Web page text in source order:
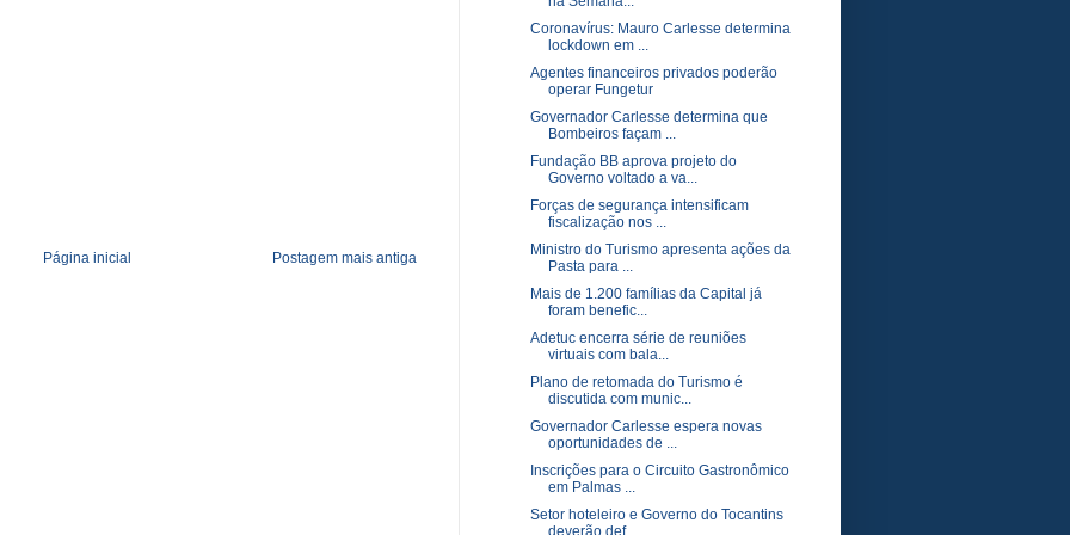
Postagem mais antiga
Página inicial
Coronavírus: Mauro Carlesse determina
lockdown em ...
Agentes financeiros privados poderão
operar Fungetur
Governador Carlesse determina que
Bombeiros façam ...
Fundação BB aprova projeto do
Governo voltado a va...
Forças de segurança intensificam
fiscalização nos ...
Ministro do Turismo apresenta ações da
Pasta para ...
Mais de 1.200 famílias da Capital já
foram benefic...
Adetuc encerra série de reuniões
virtuais com bala...
Plano de retomada do Turismo é
discutida com munic...
Governador Carlesse espera novas
oportunidades de ...
Inscrições para o Circuito Gastronômico
em Palmas ...
Setor hoteleiro e Governo do Tocantins
deverão def...